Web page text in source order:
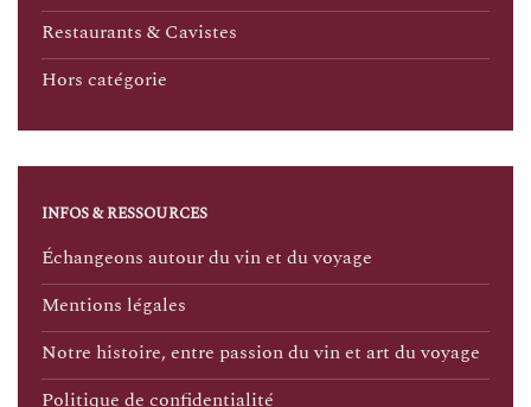
Restaurants & Cavistes
Hors catégorie
INFOS & RESSOURCES
Échangeons autour du vin et du voyage
Mentions légales
Notre histoire, entre passion du vin et art du voyage
Politique de confidentialité